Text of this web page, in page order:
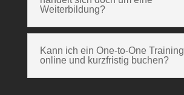
Weiterbildung?
Kann ich ein One-to-One Training
online und kurzfristig buchen?